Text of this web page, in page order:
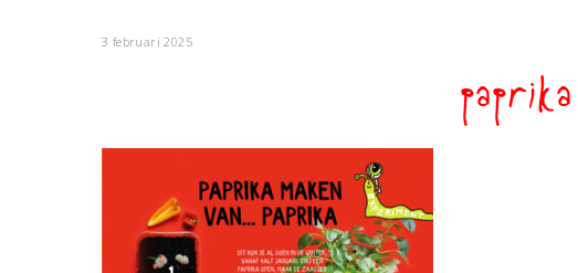
3 februari 2025
paprika